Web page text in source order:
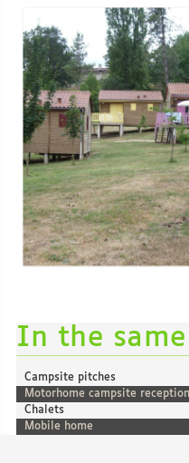
In the
Campsite pitches
Motorhome campsite reception
Chalets
Mobile home